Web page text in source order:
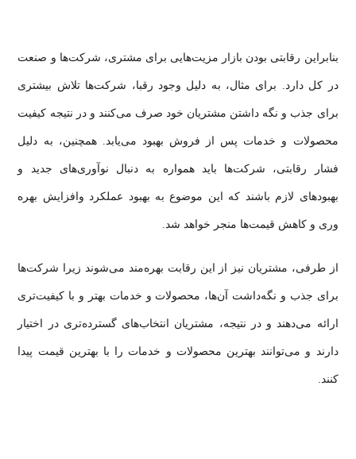
بنابراین رقابتی بودن بازار مزیت‌هایی برای مشتری، شرکت‌ها و صنعت
در کل دارد. برای مثال، به دلیل وجود رقبا، شرکت‌ها تلاش بیشتری
برای جذب و نگه داشتن مشتریان خود صرف می‌کنند و در نتیجه کیفیت
محصولات و خدمات پس از فروش بهبود می‌یابد. همچنین، به دلیل
فشار رقابتی، شرکت‌ها باید همواره به دنبال نوآوری‌های جدید و
بهبودهای لازم باشند که این موضوع به بهبود عملکرد وافزایش بهره
وری و کاهش قیمت‌ها منجر خواهد شد.
از طرفی، مشتریان نیز از این رقابت بهره‌مند می‌شوند زیرا شرکت‌ها
برای جذب و نگه‌داشت آن‌ها، محصولات و خدمات بهتر و با کیفیت‌تری
ارائه می‌دهند و در نتیجه، مشتریان انتخاب‌های گسترده‌تری در اختیار
دارند و می‌توانند بهترین محصولات و خدمات را با بهترین قیمت پیدا
کنند.